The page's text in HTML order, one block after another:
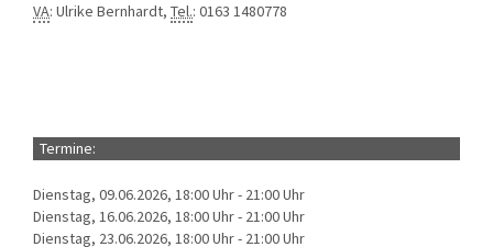
VA: Ulrike Bernhardt, Tel.: 0163 1480778
Termine:
Dienstag, 09.06.2026, 18:00 Uhr - 21:00 Uhr
Dienstag, 16.06.2026, 18:00 Uhr - 21:00 Uhr
Dienstag, 23.06.2026, 18:00 Uhr - 21:00 Uhr